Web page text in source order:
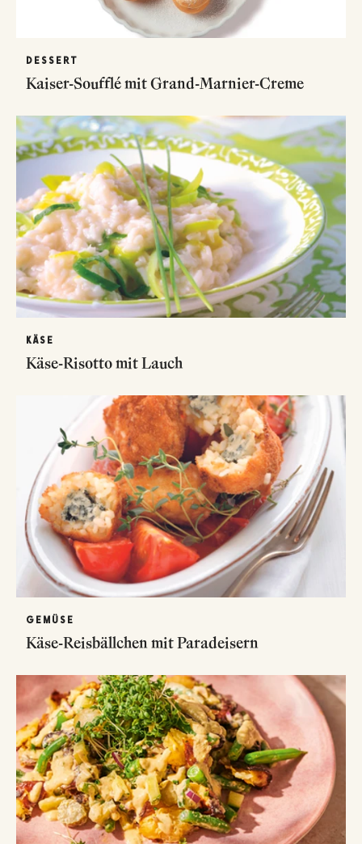
DESSERT
Kaiser-Soufflé mit Grand-Marnier-Creme
KÄSE
Käse-Risotto mit Lauch
GEMÜSE
Käse-Reisbällchen mit Paradeisern